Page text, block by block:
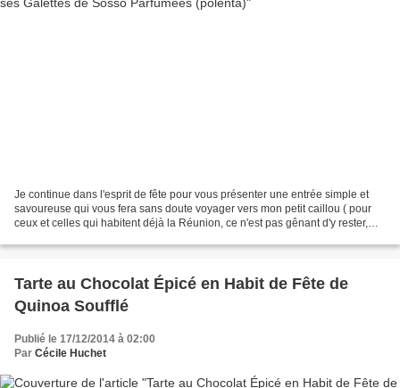
Je continue dans l'esprit de fête pour vous présenter une entrée simple et
savoureuse qui vous fera sans doute voyager vers mon petit caillou ( pour
ceux et celles qui habitent déjà la Réunion, ce n'est pas gênant d'y rester,
Tarte au Chocolat Épicé en Habit de Fête de
Quinoa Soufflé
Publié le 17/12/2014 à 02:00
Par Cécile Huchet